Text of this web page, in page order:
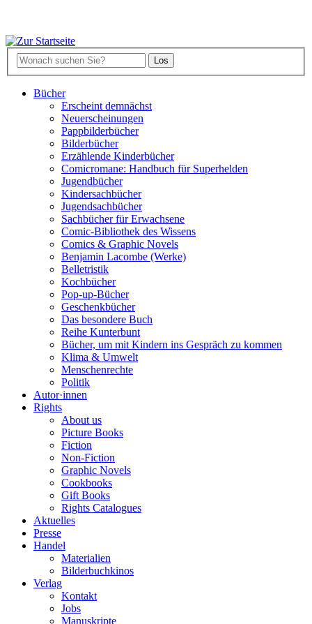
Bücher
Erscheint demnächst
Neuerscheinungen
Pappbilderbücher
Bilderbücher
Erzählende Kinderbücher
Comicromane: Handbuch für Superhelden
Jugendbücher
Kindersachbücher
Jugendsachbücher
Sachbücher für Erwachsene
Comic-Bibliothek des Wissens
Comics & Graphic Novels
Benjamin Lacombe (Werke)
Belletristik
Kochbücher
Pop-up-Bücher
Geschenkbücher
Das besondere Buch
Reihe Kunterbunt
Bücher, um mit Kindern ins Gespräch zu kommen
Klima & Umwelt
Menschenrechte
Politik
Autor·innen
Rights
About us
Picture Books
Fiction
Non-Fiction
Graphic Novels
Cookbooks
Gift Books
Rights Catalogues
Aktuelles
Presse
Handel
Materialien
Bilderbuchkinos
Verlag
Kontakt
Jobs
Manuskripte